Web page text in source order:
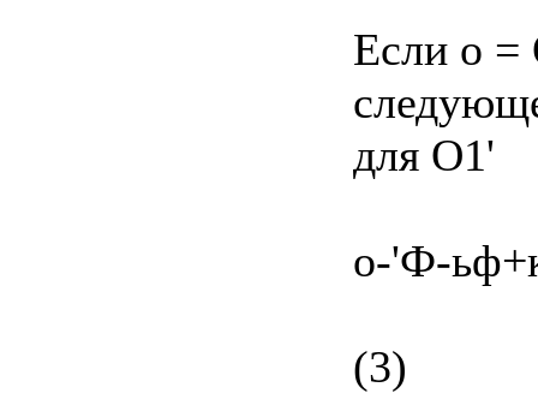
Если о =
для O1'
о-'Ф-
(3)